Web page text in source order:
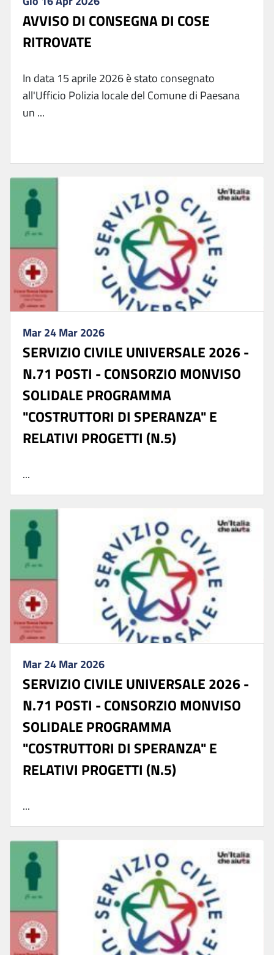
AVVISO DI CONSEGNA DI COSE
RITROVATE
In data 15 aprile 2026 è stato consegnato
all'Ufficio Polizia locale del Comune di Paesana
un ...
Mar 24 Mar 2026
SERVIZIO CIVILE UNIVERSALE 2026 -
N.71 POSTI - CONSORZIO MONVISO
SOLIDALE PROGRAMMA
"COSTRUTTORI DI SPERANZA" E
RELATIVI PROGETTI (N.5)
...
Mar 24 Mar 2026
SERVIZIO CIVILE UNIVERSALE 2026 -
N.71 POSTI - CONSORZIO MONVISO
SOLIDALE PROGRAMMA
"COSTRUTTORI DI SPERANZA" E
RELATIVI PROGETTI (N.5)
...